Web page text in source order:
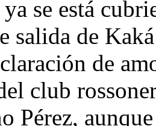
se está
salida de
de
club
Pérez,